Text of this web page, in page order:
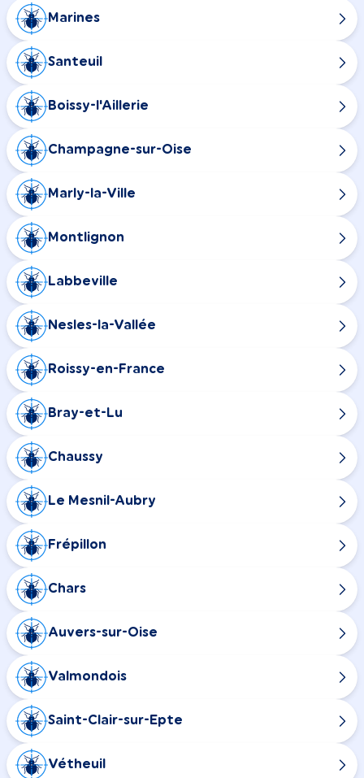
Marines
Santeuil
Boissy-l'Aillerie
Champagne-sur-Oise
Marly-la-Ville
Montlignon
Labbeville
Nesles-la-Vallée
Roissy-en-France
Bray-et-Lu
Chaussy
Le Mesnil-Aubry
Frépillon
Chars
Auvers-sur-Oise
Valmondois
Saint-Clair-sur-Epte
Vétheuil